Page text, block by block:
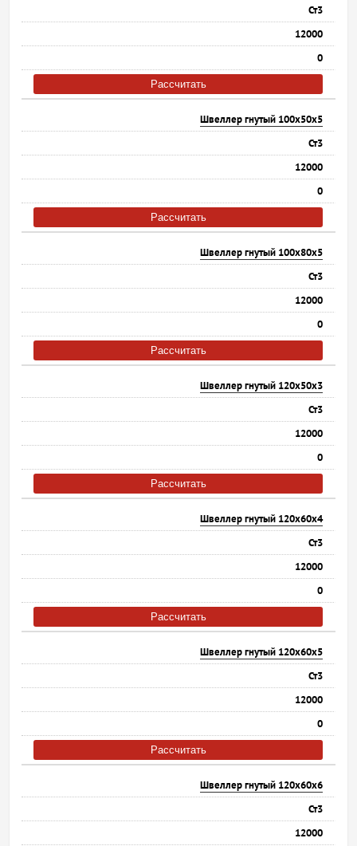
Ст3
12000
0
Рассчитать
Швеллер гнутый 100х50х5
Ст3
12000
0
Рассчитать
Швеллер гнутый 100х80х5
Ст3
12000
0
Рассчитать
Швеллер гнутый 120х50х3
Ст3
12000
0
Рассчитать
Швеллер гнутый 120х60х4
Ст3
12000
0
Рассчитать
Швеллер гнутый 120х60х5
Ст3
12000
0
Рассчитать
Швеллер гнутый 120х60х6
Ст3
12000